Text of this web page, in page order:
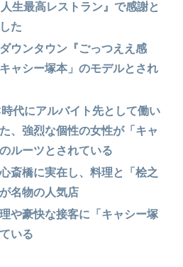
生最高レストラン』で感謝と
た
ウンタウン『ごっつええ感
キャシー塚本」のモデルとされ
代にアルバイト先として働い
、強烈な個性の女性が「キャ
ルーツとされている
斎橋に実在し、料理と「桧之
名物の人気店
や豪快な接客に「キャシー塚
いる